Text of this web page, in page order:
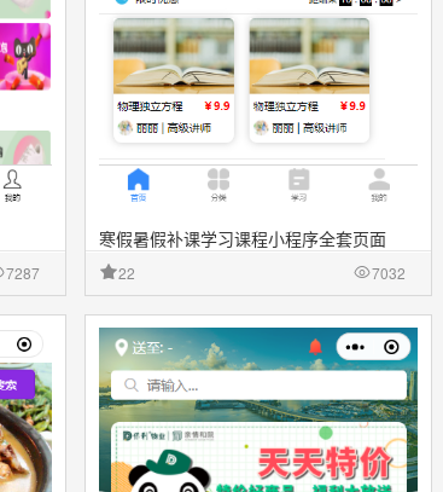
7287
寒假暑假补课学习课程小程序全套页面
7032
22
收藏 源文件